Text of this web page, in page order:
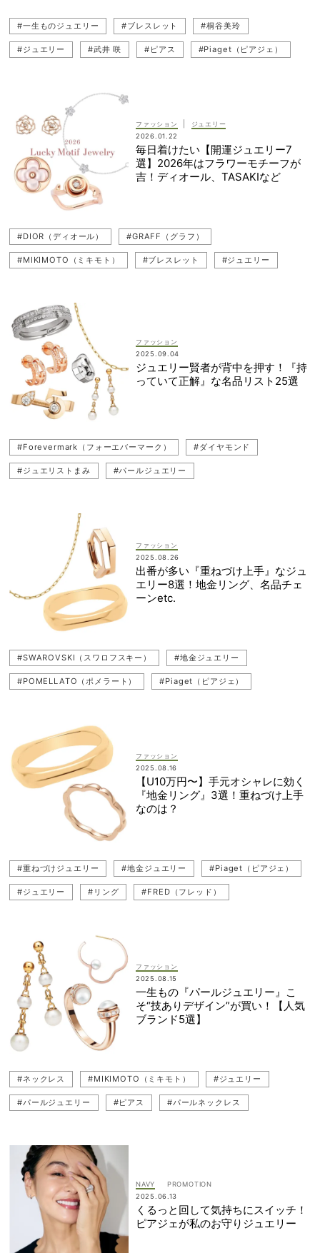
#一生ものジュエリー #ブレスレット #桐谷美玲
#ジュエリー #武井 咲 #ピアス #Piaget（ピアジェ）
ファッション
ジュエリー
2026.01.22
毎日着けたい【開運ジュエリー7
選】2026年はフラワーモチーフが
吉！ディオール、TASAKIなど
#DIOR（ディオール） #GRAFF（グラフ）
#MIKIMOTO（ミキモト） #ブレスレット #ジュエリー
#LOUIS VUITTON（ルイ・ヴィトン）
#ジュエリストまみ
ファッション
2025.09.04
ジュエリー賢者が背中を押す！『持
っていて正解』な名品リスト25選
#Forevermark（フォーエバーマーク） #ダイヤモンド
#ジュエリストまみ #パールジュエリー
#一生ものジュエリー
#チェーンネックレス #Tiffany ＆ Co（ティファニー）
#CHANEL（シャネル） #ブレスレット
#Chaumet（ショーメ） #FRED（フレッド） #名品ジュエリー
#TASAKI（タサキ） #SWAROVSKI‎（スワロフスキー）
#Damiani（ダミアーニ） #POMELLATO（ポメラート）
#重ねづけジュエリー #Boucheron（ブシュロン）
#MIKIMOTO（ミキモト）
#Piaget（ピアジェ） #リング
ファッション
2025.08.26
出番が多い『重ねづけ上手』なジュ
エリー8選！地金リング、名品チェ
ーンetc.
#SWAROVSKI‎（スワロフスキー） #地金ジュエリー
#POMELLATO（ポメラート） #Piaget（ピアジェ）
#重ね付けジュエリー
#一生ものジュエリー #イヤーカフ
#Cartier（カルティエ） #ブレスレット #リング
#名品ジュエリー #FRED（フレッド） #重ねづけジュエリー
ファッション
2025.08.16
【U10万円〜】手元オシャレに効く
『地金リング』3選！重ねづけ上手
なのは？
#重ねづけジュエリー #地金ジュエリー #Piaget（ピアジェ）
#ジュエリー #リング #FRED（フレッド）
ファッション
2025.08.15
一生もの『パールジュエリー』こ
そ“技ありデザイン”が買い！【人気
ブランド5選】
#ネックレス #MIKIMOTO（ミキモト） #ジュエリー
#パールジュエリー #ピアス #パールネックレス
#Tiffany ＆ Co（ティファニー）
#Piaget（ピアジェ）
#リング
NAVY
2025.06.13
くるっと回して気持ちにスイッチ！
ピアジェが私のお守りジュエリー